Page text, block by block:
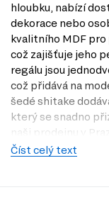
hloubku, nabízí
dekorace nebo
kvalitního MDF
což zajišťuje jeho
regálu jsou
což přidává na
šedé shitake
který se snadno
naši prodejnu v
obohatit váš
Číst celý text